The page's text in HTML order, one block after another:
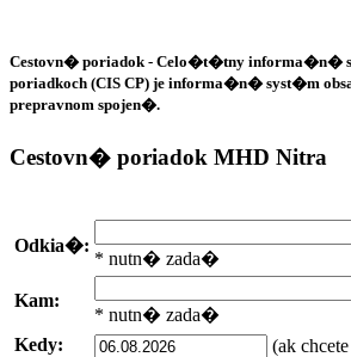
Cestovn� poriadok - Celo�t�tny informa�n�
poriadkoch (CIS CP) je informa�n� syst�m
prepravnom spojen�.
Cestovn� poriadok MHD Nitra
Odkia�:
* nutn� zada�
Kam:
* nutn� zada�
Kedy:
(ak